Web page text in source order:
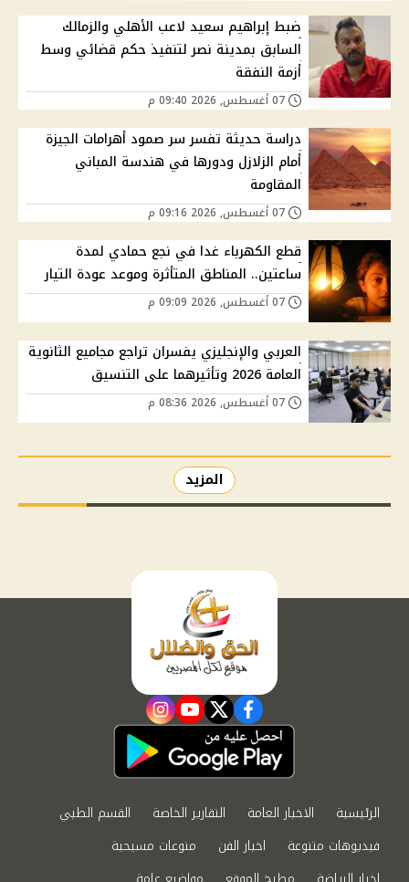
ضبط إبراهيم سعيد لاعب الأهلي والزمالك
السابق بمدينة نصر لتنفيذ حكم قضائي وسط
أزمة النفقة
دراسة حديثة تفسر سر صمود أهرامات الجيزة
أمام الزلازل ودورها في هندسة المباني
المقاومة
قطع الكهرباء غدا في نجع حمادي لمدة
ساعتين.. المناطق المتأثرة وموعد عودة التيار
العربي والإنجليزي يفسران تراجع مجاميع الثانوية
العامة 2026 وتأثيرهما على التنسيق
المزيد
facebook
twitter
youtube
instagram
الرئيسية الاخبار العامة التقارير الخاصة
القسم الطبي
فيديوهات متنوعة
اخبار الفن
منوعات مسيحية